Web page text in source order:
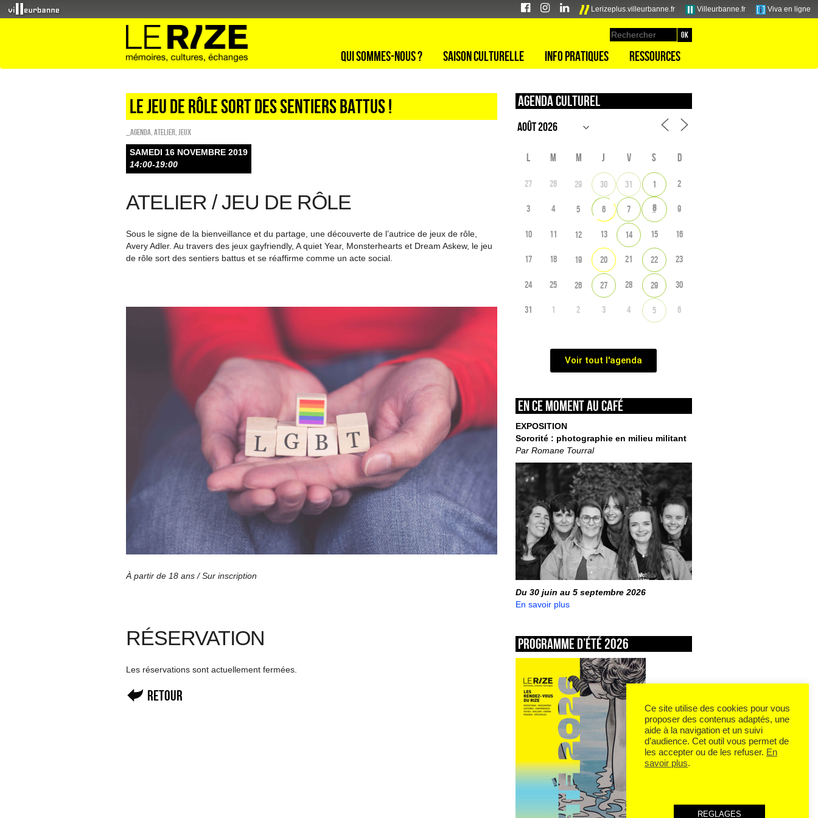
Lerizeplus.villeurbanne.fr Villeurbanne.fr Viva en ligne
Qui sommes-nous ? Saison culturelle Info pratiques Ressources
Le jeu de rôle sort des sentiers battus !
_Agenda Atelier Jeux
SAMEDI 16 NOVEMBRE 2019
14:00-19:00
ATELIER / JEU DE RÔLE
Sous le signe de la bienveillance et du partage, une découverte de l’autrice de jeux de rôle,
Avery Adler. Au travers des jeux gayfriendly, A quiet Year, Monsterhearts et Dream Askew, le jeu
de rôle sort des sentiers battus et se réaffirme comme un acte social.
À partir de 18 ans / Sur inscription
RÉSERVATION
Les réservations sont actuellement fermées.
Retour
Agenda culturel
L M M J V S D
27 28 29 30 31 1 2
3 4 5 6 7 8 9
10 11 12 13 14 15 16
17 18 19 20 21 22 23
24 25 26 27 28 29 30
31 1 2 3 4 5 6
Voir tout l'agenda
En ce moment au café
EXPOSITION
Sororité : photographie en milieu militant
Par Romane Tourral
Du 30 juin au 5 septembre 2026
En savoir plus
Programme d’été 2026
Ce site utilise des cookies pour vous
proposer des contenus adaptés, une
aide à la navigation et un suivi
d’audience. Cet outil vous permet de
les accepter ou de les refuser. En
savoir plus.
REGLAGES